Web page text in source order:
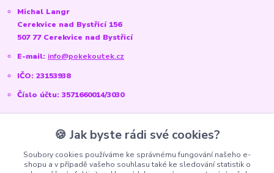
Michal Langr
Cerekvice nad Bystřicí 156
507 77 Cerekvice nad Bystřicí
E-mail: info@pokekoutek.cz
IČO: 23153938
Číslo účtu: 3571660014/3030
Sociální sítě🍪 Jak byste rádi své cookies?
Soubory cookies používáme ke správnému fungování našeho e-
shopu a v případě vašeho souhlasu také ke sledování statistik o